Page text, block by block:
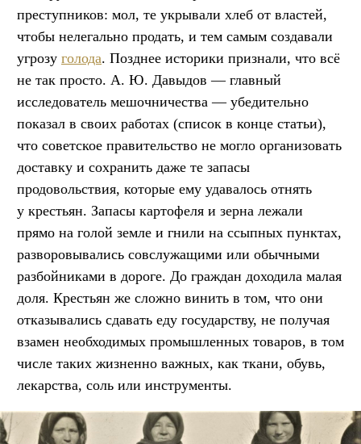
преступников: мол, те укрывали хлеб от властей,
чтобы нелегально продать, и тем самым создавали
угрозу голода. Позднее историки признали, что всё
не так просто. А. Ю. Давыдов — главный
исследователь мешочничества — убедительно
показал в своих работах (список в конце статьи),
что советское правительство не могло организовать
доставку и сохранить даже те запасы
продовольствия, которые ему удавалось отнять
у крестьян. Запасы картофеля и зерна лежали
прямо на голой земле и гнили на ссыпных пунктах,
разворовывались совслужащими или обычными
разбойниками в дороге. До граждан доходила малая
доля. Крестьян же сложно винить в том, что они
отказывались сдавать еду государству, не получая
взамен необходимых промышленных товаров, в том
числе таких жизненно важных, как ткани, обувь,
лекарства, соль или инструменты.